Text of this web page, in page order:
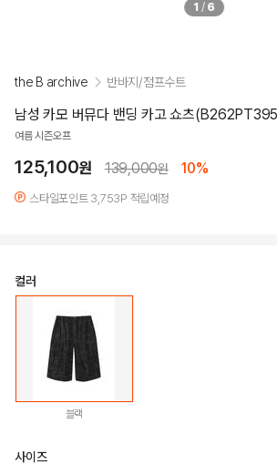
1 / 6
the B archive 반바지/점프수트
남성 카모 버뮤다 밴딩 카고 쇼츠
여름 시즌오프
125,100원 139,000원 10%
스타일포인트 3,753P 적립예정
컬러
블랙
사이즈